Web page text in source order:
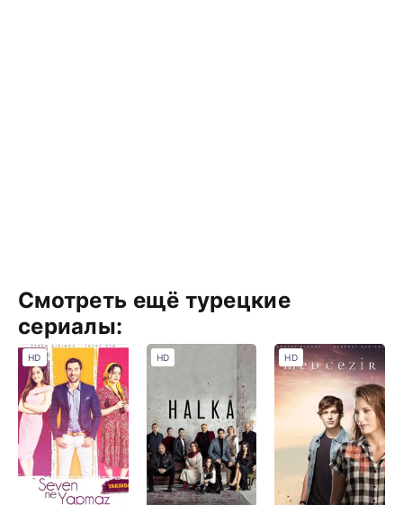
Смотреть ещё турецкие
сериалы:
HD HD HD